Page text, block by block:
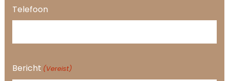
Telefoon
Bericht (Vereist)